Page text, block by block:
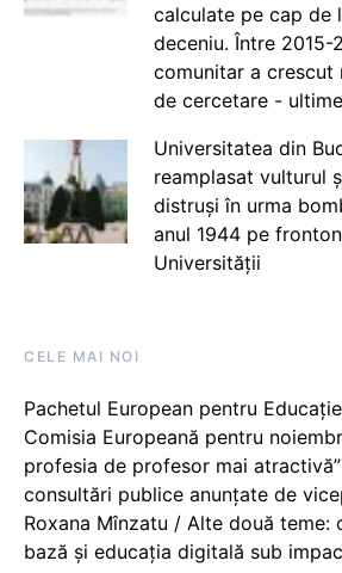
calculate pe cap de
deceniu. Între 2015-
comunitar a crescut
de cercetare -
Universitatea din
reamplasat vulturul
distruși în urma
anul 1944 pe
Universității
CELE MAI NOI
Pachetul European pentru
Comisia Europeană pentru
profesia de profesor mai
consultări publice anunțate de
Roxana Mînzatu / Alte două teme:
bază și educația digitală sub